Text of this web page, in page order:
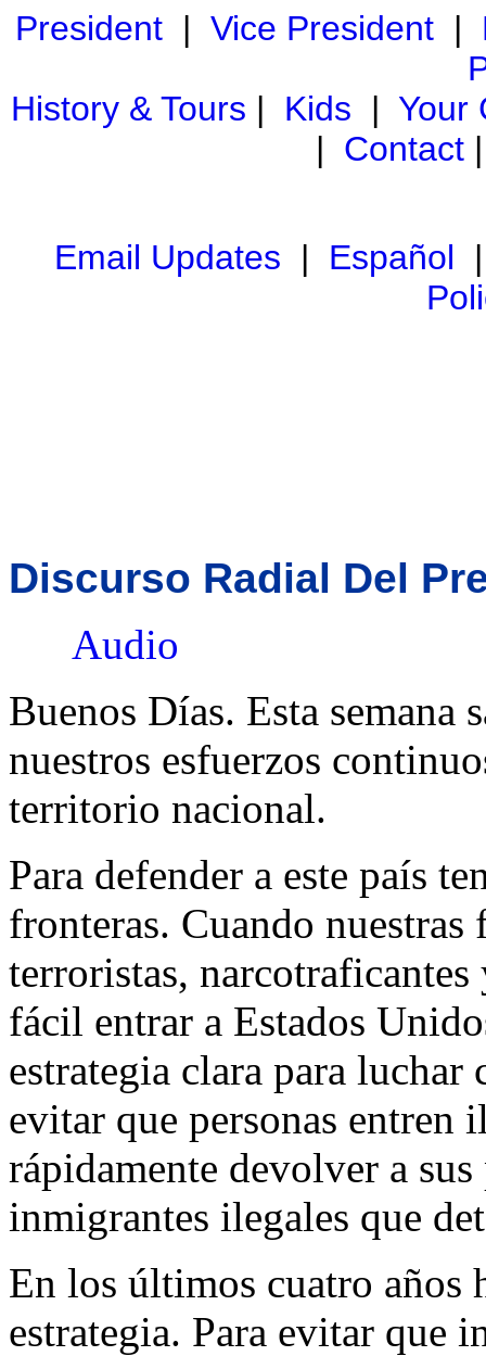
President| Vice President|
History & Tours | Kids | Your
| Contact
Email Updates | Español
Discurso Radial Del
Audio
Buenos Días. Esta semana
nuestros esfuerzos
territorio nacional.
Para defender a este país
fronteras. Cuando nuestras
terroristas,
fácil entrar a Estados
estrategia clara para luchar
evitar que personas entren
rápidamente devolver a
inmigrantes ilegales que
En los últimos cuatro años
estrategia. Para evitar que